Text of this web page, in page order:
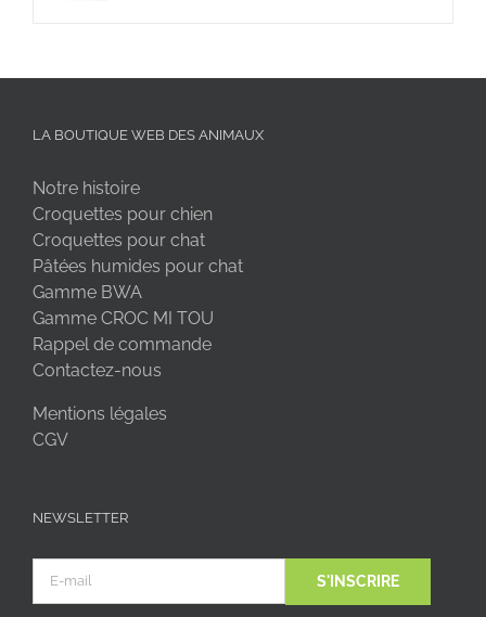
LA BOUTIQUE WEB DES ANIMAUX
Notre histoire
Croquettes pour chien
Croquettes pour chat
Pâtées humides pour chat
Gamme BWA
Gamme CROC MI TOU
Rappel de commande
Contactez-nous
Mentions légales
CGV
NEWSLETTER